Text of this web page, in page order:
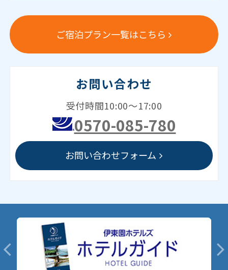
ご宿泊プラン一覧はこちら
お問い合わせ
受付時間10:00～17:00
0570-085-780
お問い合わせフォーム